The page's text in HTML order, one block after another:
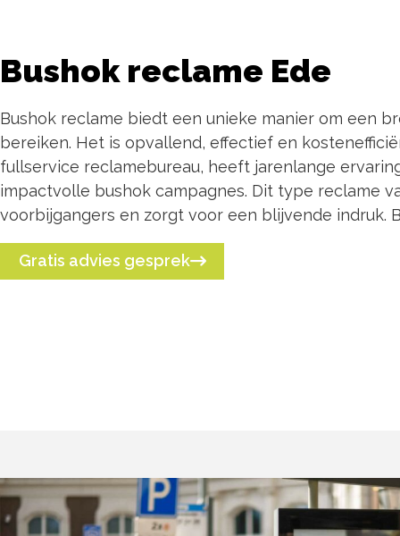
Bushok reclame Ede
Bushok reclame biedt een unieke manier om een
bereiken. Het is opvallend, effectief en
fullservice reclamebureau, heeft jarenlange
impactvolle bushok campagnes. Dit type reclame
voorbijgangers en zorgt voor een blijvende indruk.
Gratis advies gesprek